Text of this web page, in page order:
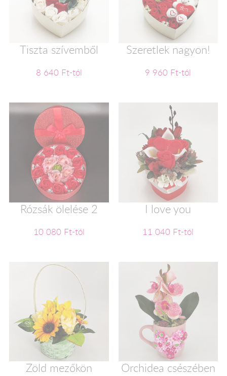
Tiszta szívemből
8 640 Ft-tól
Szeretlek nagyon!
9 960 Ft-tól
Rózsák ölelése 2
10 080 Ft-tól
I love you
11 040 Ft-tól
Zöld mezőkön Orchidea csészében